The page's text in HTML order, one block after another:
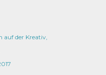
auf der Kreativ